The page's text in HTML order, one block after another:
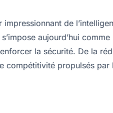
impressionnant de
aujourd’hui
la sécurité. De la
compétitivité propulsés par